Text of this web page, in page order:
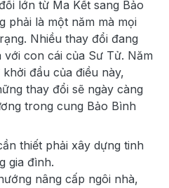
lớn từ Ma Kết sang Bảo
phải là một năm mà mọi
Nhiều thay đổi đang
con cái của Sư Tử. Năm
đầu của điều này,
thay đổi sẽ ngày càng
trong cung Bảo Bình
thiết phải xây dựng tinh
gia đình.
nâng cấp ngôi nhà,